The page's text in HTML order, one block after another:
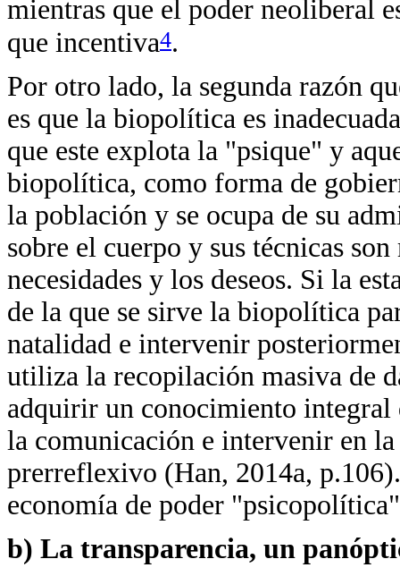
mientras que el poder neoliberal
que incentiva4.
Por otro lado, la segunda razón
es que la biopolítica es
que este explota la "psique" y
biopolítica, como forma de
la población y se ocupa de su
sobre el cuerpo y sus técnicas
necesidades y los deseos. Si la
de la que se sirve la biopolítica
natalidad e intervenir
utiliza la recopilación masiva de
adquirir un conocimiento integral
la comunicación e intervenir en
prerreflexivo (Han, 2014a,
economía de poder
b) La transparencia, un